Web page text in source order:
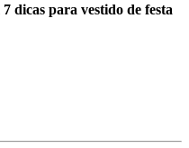
7 dicas para vestido de festa